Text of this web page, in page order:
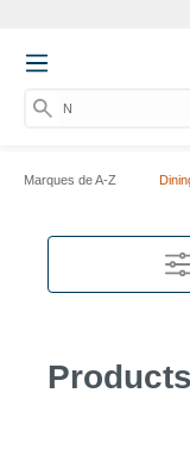
Nu
Marques de A-Z